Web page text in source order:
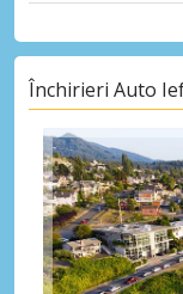
Închirieri Auto